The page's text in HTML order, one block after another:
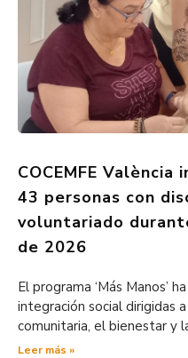
COCEMFE
43 personas con
voluntariado
de 2026
El programa ‘Más Manos’
integración social dirigidas
comunitaria, el bienestar y
Leer más »